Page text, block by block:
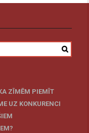
ZĪMĒM PIEMĪT
UZ KONKURENCI